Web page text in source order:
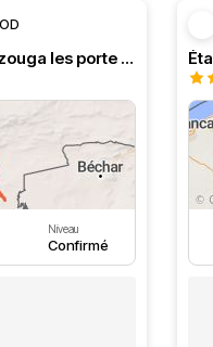
Étape 2 Midelt a Merzouga les porte du désert
Niveau
Confirmé